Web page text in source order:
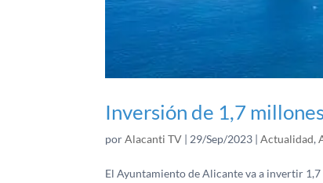
Inversión de 1,7
porAlacanti TV | 29/Sep/2023 |Actualidad,
El Ayuntamiento de Alicante va a invertir